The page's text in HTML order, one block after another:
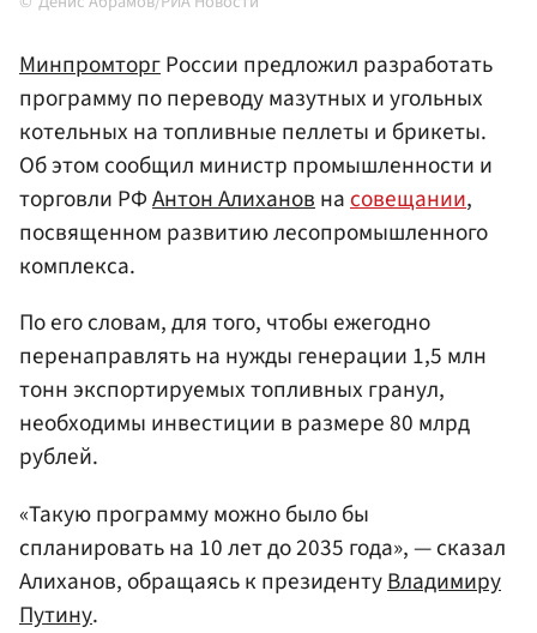
МинпромторгРоссии предложил разработать
программу по переводу мазутных и угольных
котельных на топливные пеллеты и брикеты.
Об этом сообщил министр промышленности и
торговли РФАнтон Алихановнасовещании,
посвященном развитию лесопромышленного
комплекса.
По его словам, для того, чтобы ежегодно
перенаправлять на нужды генерации 1,5 млн
тонн экспортируемых топливных гранул,
необходимы инвестиции в размере 80 млрд
рублей.
«Такую программу можно было бы
спланировать на 10 лет до 2035 года», — сказал
Алиханов, обращаясь к президентуВладимиру
Путину.